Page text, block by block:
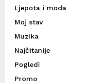
Ljepota i moda
Moj stav
Muzika
Najčitanije
Pogledi
Promo